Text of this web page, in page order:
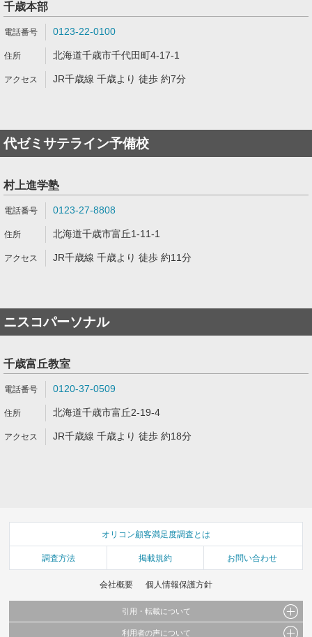
千歳本部
0123-22-0100
北海道千歳市千代田町4-17-1
JR千歳線 千歳より 徒歩 約7分
代ゼミサテライン予備校
村上進学塾
0123-27-8808
北海道千歳市富丘1-11-1
JR千歳線 千歳より 徒歩 約11分
ニスコパーソナル
千歳富丘教室
0120-37-0509
北海道千歳市富丘2-19-4
JR千歳線 千歳より 徒歩 約18分
オリコン顧客満足度調査とは
調査方法 掲載規約 お問い合わせ
会社概要 個人情報保護方針
引用・転載について
当サイトで公開されている情報（文字、写真、イラスト、画像データ等）及びこれらの配
利用者の声について